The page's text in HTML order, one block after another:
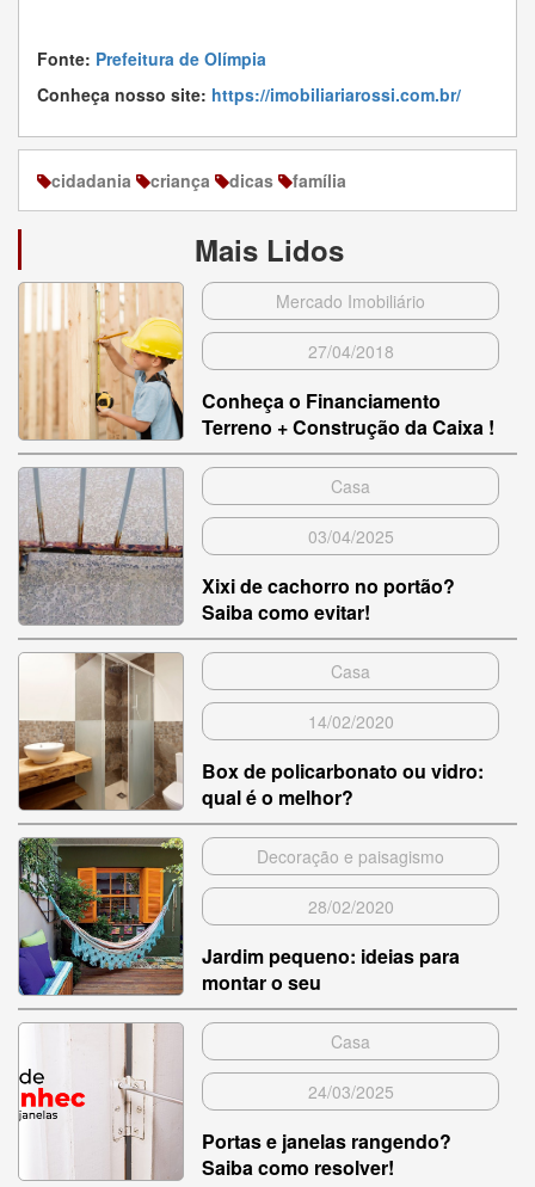
Fonte: Prefeitura de Olímpia
Conheça nosso site: https://imobiliariarossi.com.br/
cidadania criança dicas família
Mais Lidos
Mercado Imobiliário
27/04/2018
Conheça o Financiamento
Terreno + Construção da Caixa !
Casa
03/04/2025
Xixi de cachorro no portão?
Saiba como evitar!
Casa
14/02/2020
Box de policarbonato ou vidro:
qual é o melhor?
Decoração e paisagismo
28/02/2020
Jardim pequeno: ideias para
montar o seu
Casa
24/03/2025
Portas e janelas rangendo?
Saiba como resolver!